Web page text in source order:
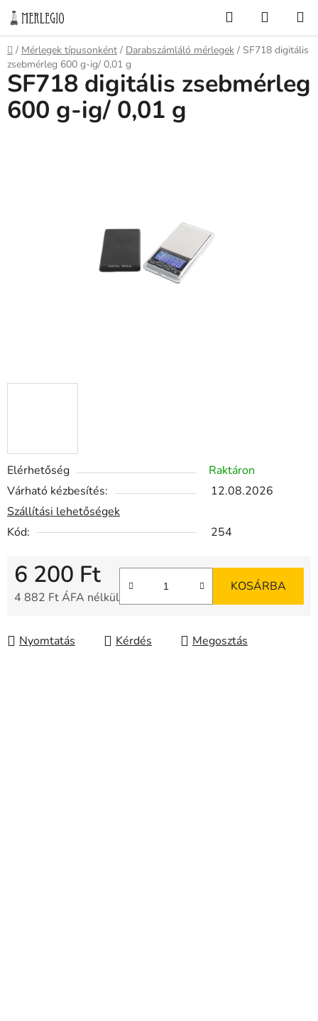
Ugrás
fő
tartalomhoz
KeresésKOSÁR
Kezdőlap
/ Mérlegek típusonként / Darabszámláló mérlegek / SF718 digitális
zsebmérleg 600 g-ig/ 0,01 g
Elérhetőség
Raktáron
Várható kézbesítés:
12.08.2026
Szállítási lehetőségek
Kód:
254
6 200 Ft
4 882 Ft ÁFA nélkül
KOSÁRBA
Nyomtatás Kérdés Megosztás
SF718 digitális zsebmérleg
600 g-ig/ 0,01 g